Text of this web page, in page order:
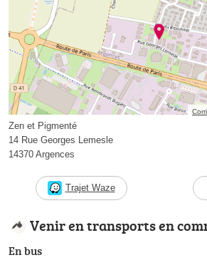
Zen et Pigmenté
14 Rue Georges Lemesle
14370 Argences
Trajet Waze
Venir en transports en
En bus